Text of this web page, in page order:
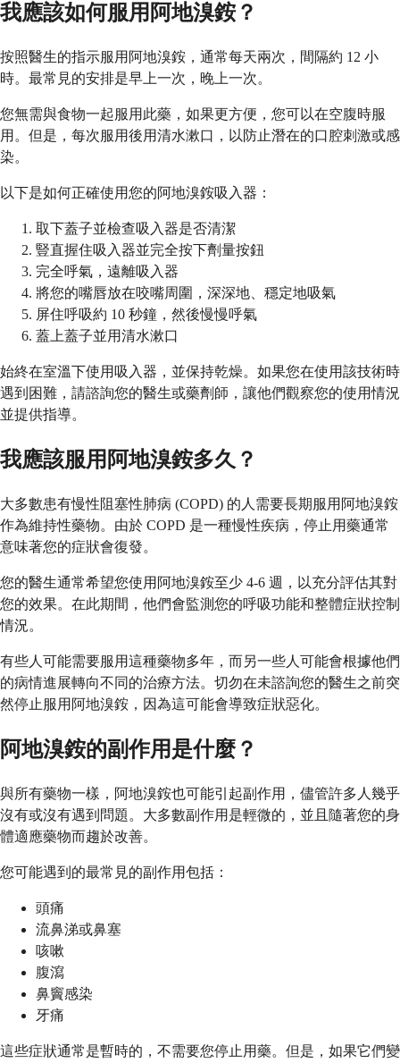
我應該如何服用阿地溴銨？
按照醫生的指示服用阿地溴銨，通常每天兩次，間隔約 12 小
時。最常見的安排是早上一次，晚上一次。
您無需與食物一起服用此藥，如果更方便，您可以在空腹時服
用。但是，每次服用後用清水漱口，以防止潛在的口腔刺激或感
染。
以下是如何正確使用您的阿地溴銨吸入器：
取下蓋子並檢查吸入器是否清潔
豎直握住吸入器並完全按下劑量按鈕
完全呼氣，遠離吸入器
將您的嘴唇放在咬嘴周圍，深深地、穩定地吸氣
屏住呼吸約 10 秒鐘，然後慢慢呼氣
蓋上蓋子並用清水漱口
始終在室溫下使用吸入器，並保持乾燥。如果您在使用該技術時
遇到困難，請諮詢您的醫生或藥劑師，讓他們觀察您的使用情況
並提供指導。
我應該服用阿地溴銨多久？
大多數患有慢性阻塞性肺病 (COPD) 的人需要長期服用阿地溴銨
作為維持性藥物。由於 COPD 是一種慢性疾病，停止用藥通常
意味著您的症狀會復發。
您的醫生通常希望您使用阿地溴銨至少 4-6 週，以充分評估其對
您的效果。在此期間，他們會監測您的呼吸功能和整體症狀控制
情況。
有些人可能需要服用這種藥物多年，而另一些人可能會根據他們
的病情進展轉向不同的治療方法。切勿在未諮詢您的醫生之前突
然停止服用阿地溴銨，因為這可能會導致症狀惡化。
阿地溴銨的副作用是什麼？
與所有藥物一樣，阿地溴銨也可能引起副作用，儘管許多人幾乎
沒有或沒有遇到問題。大多數副作用是輕微的，並且隨著您的身
體適應藥物而趨於改善。
您可能遇到的最常見的副作用包括：
頭痛
流鼻涕或鼻塞
咳嗽
腹瀉
鼻竇感染
牙痛
這些症狀通常是暫時的，不需要您停止用藥。但是，如果它們變